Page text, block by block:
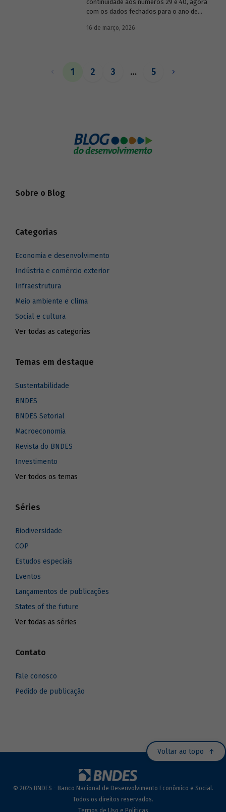
continuidade aos números 29 e 40, agora
com os dados fechados para o ano de
16 de março, 2026
1 2 3 … 5
Sobre o Blog
Categorias
Economia e desenvolvimento
Indústria e comércio exterior
Infraestrutura
Meio ambiente e clima
Social e cultura
Ver todas as categorias
Temas em destaque
Sustentabilidade
BNDES
BNDES Setorial
Macroeconomia
Revista do BNDES
Investimento
Ver todos os temas
Séries
Biodiversidade
COP
Estudos especiais
Eventos
Lançamentos de publicações
States of the future
Ver todas as séries
Contato
Fale conosco
Pedido de publicação
Voltar ao topo
© 2025 BNDES - Banco Nacional de Desenvolvimento Econômico e Social.
Todos os direitos reservados.
Termos de Uso e Políticas